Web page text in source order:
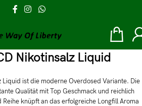
Nikotinsalz Liquid
Liquid ist die moderne Overdosed Variante. Die
Qualität mit Top Geschmack und reichlich
knüpft an das erfolgreiche Longfill Aroma